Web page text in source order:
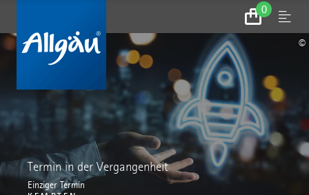
0
Zum
Warenkorb
Menu
Termin in der Vergangenheit
Einziger Termin
©